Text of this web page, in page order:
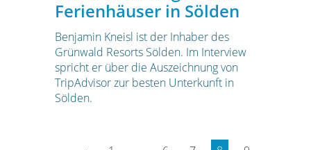
Ferienhäuser in Sölden
Benjamin Kneisl ist der Inhaber des
Grünwald Resorts Sölden. Im Interview
spricht er über die Auszeichnung von
TripAdvisor zur besten Unterkunft in
Sölden.